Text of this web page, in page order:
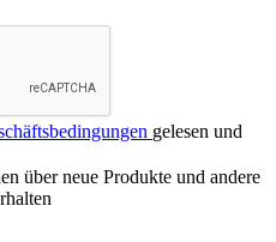
gelesen und
über neue Produkte und andere